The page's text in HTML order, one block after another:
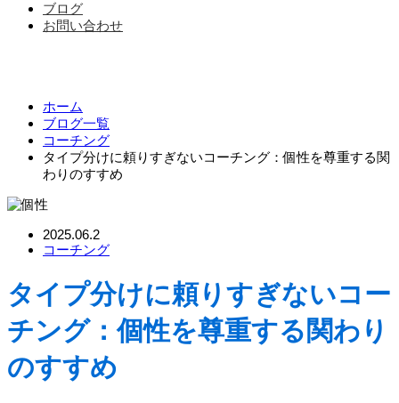
ブログ
お問い合わせ
ホーム
ブログ一覧
コーチング
タイプ分けに頼りすぎないコーチング：個性を尊重する関
わりのすすめ
2025.06.2
コーチング
タイプ分けに頼りすぎないコー
チング：個性を尊重する関わり
のすすめ